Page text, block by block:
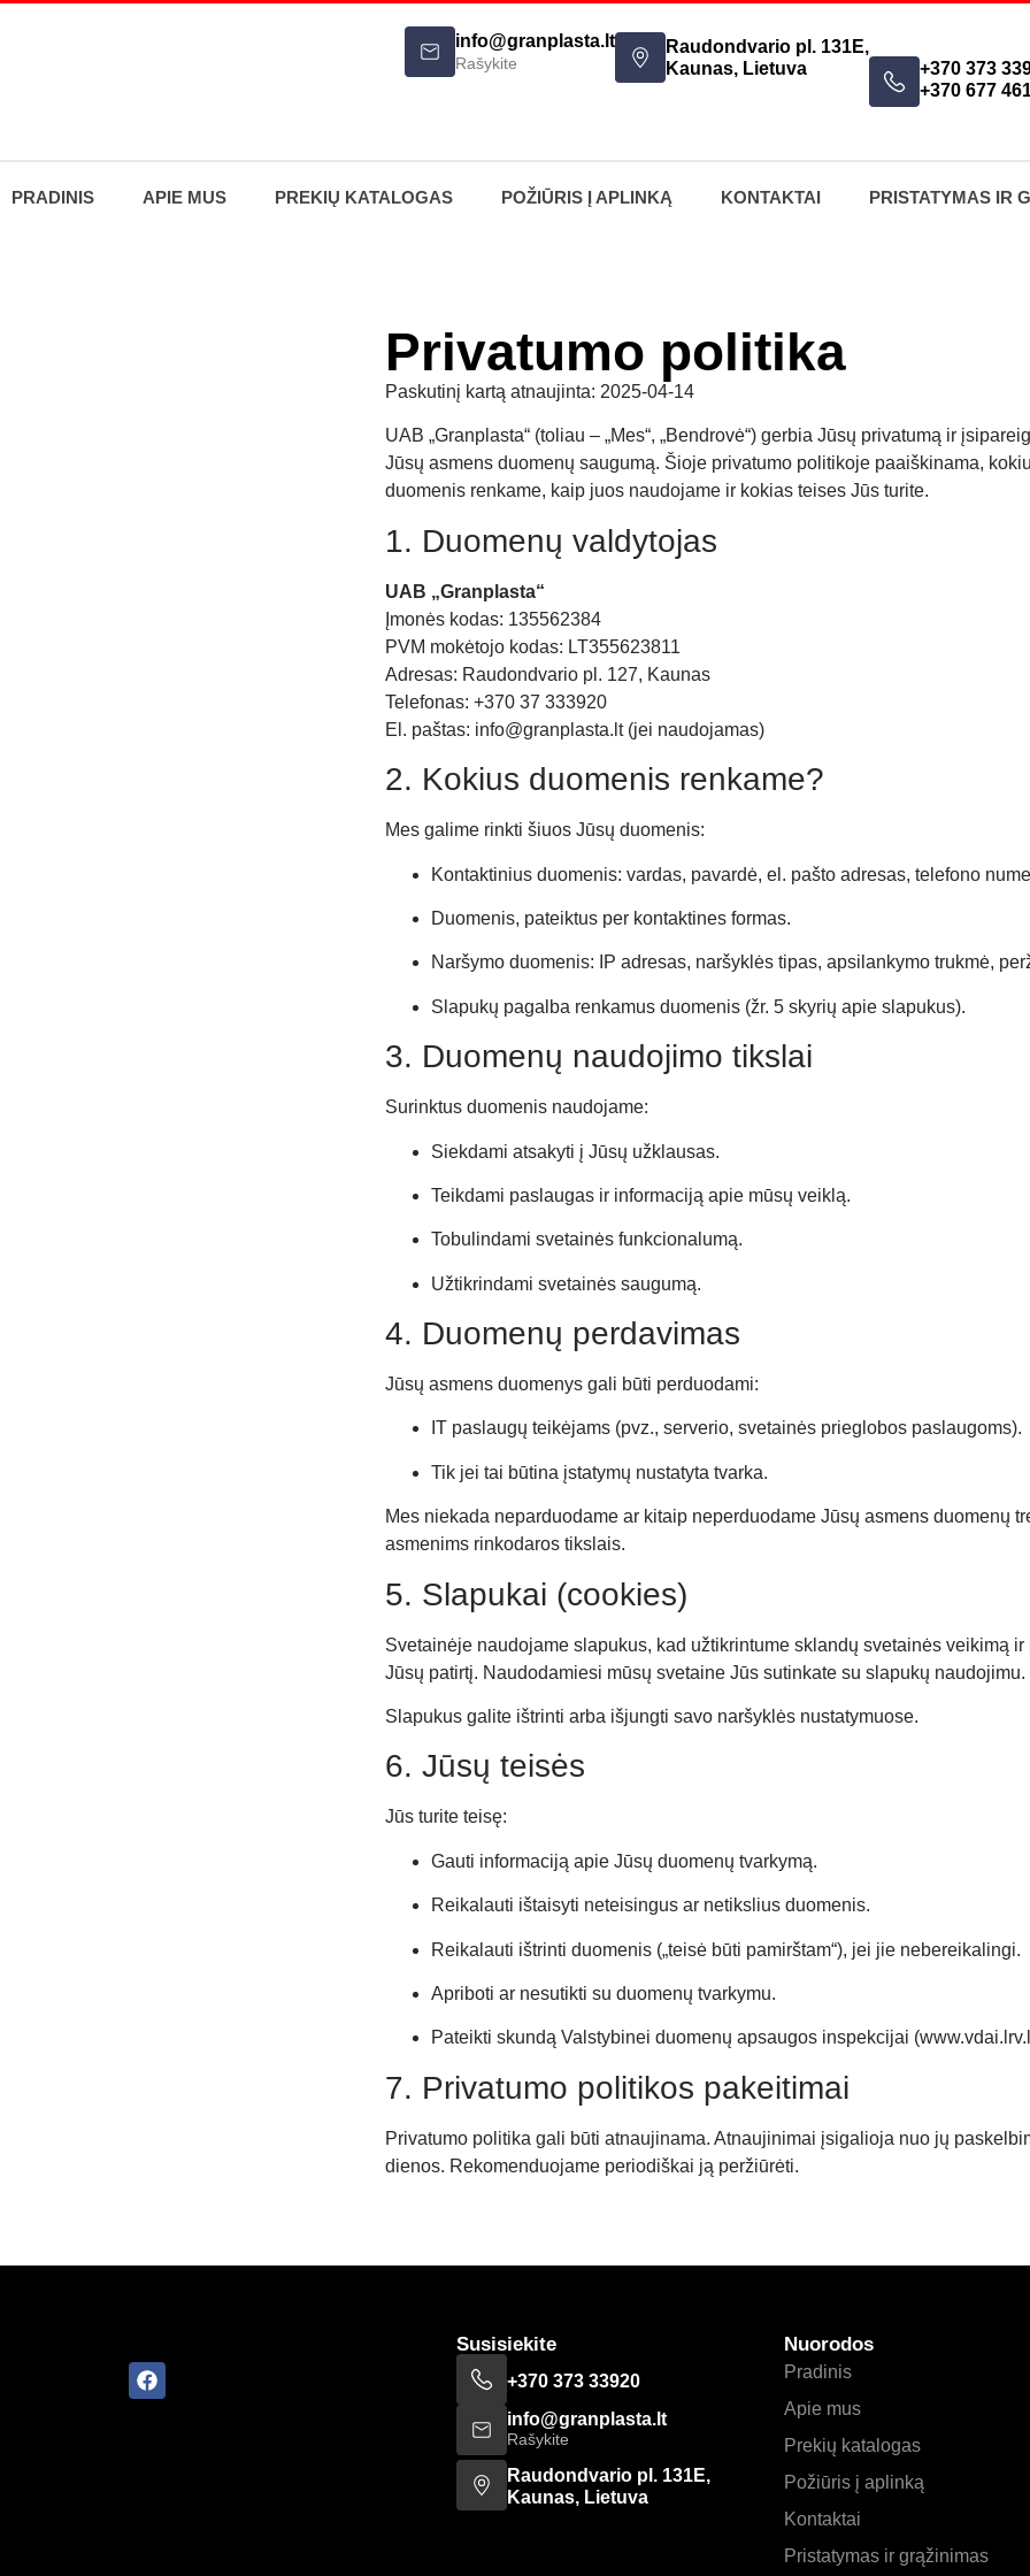
info@granplasta.lt
Rašykite
Raudondvario pl. 131E,
Kaunas, Lietuva
+370 373
+370 677
PRADINIS APIE MUS PREKIŲ KATALOGAS POŽIŪRIS Į APLINKĄ KONTAKTAI PRISTATYMAS IR
Privatumo politika
Paskutinį kartą atnaujinta: 2025-04-14
UAB „Granplasta“ (toliau – „Mes“, „Bendrovė“) gerbia Jūsų privatumą ir
Jūsų asmens duomenų saugumą. Šioje privatumo politikoje paaiškinama,
duomenis renkame, kaip juos naudojame ir kokias teises Jūs turite.
1. Duomenų valdytojas
UAB „Granplasta“
Įmonės kodas: 135562384
PVM mokėtojo kodas: LT355623811
Adresas: Raudondvario pl. 127, Kaunas
Telefonas: +370 37 333920
El. paštas: info@granplasta.lt(jei naudojamas)
2. Kokius duomenis renkame?
Mes galime rinkti šiuos Jūsų duomenis:
Kontaktinius duomenis: vardas, pavardė, el. pašto adresas, telefono
Duomenis, pateiktus per kontaktines formas.
Naršymo duomenis: IP adresas, naršyklės tipas, apsilankymo trukmė,
Slapukų pagalba renkamus duomenis (žr. 5 skyrių apie slapukus).
3. Duomenų naudojimo tikslai
Surinktus duomenis naudojame:
Siekdami atsakyti į Jūsų užklausas.
Teikdami paslaugas ir informaciją apie mūsų veiklą.
Tobulindami svetainės funkcionalumą.
Užtikrindami svetainės saugumą.
4. Duomenų perdavimas
Jūsų asmens duomenys gali būti perduodami:
IT paslaugų teikėjams (pvz., serverio, svetainės prieglobos paslaugoms).
Tik jei tai būtina įstatymų nustatyta tvarka.
Mes niekada neparduodame ar kitaip neperduodame Jūsų asmens duomenų
asmenims rinkodaros tikslais.
5. Slapukai (cookies)
Svetainėje naudojame slapukus, kad užtikrintume sklandų svetainės veikimą ir
Jūsų patirtį. Naudodamiesi mūsų svetaine Jūs sutinkate su slapukų naudojimu.
Slapukus galite ištrinti arba išjungti savo naršyklės nustatymuose.
6. Jūsų teisės
Jūs turite teisę:
Gauti informaciją apie Jūsų duomenų tvarkymą.
Reikalauti ištaisyti neteisingus ar netikslius duomenis.
Reikalauti ištrinti duomenis („teisė būti pamirštam“), jei jie nebereikalingi.
Apriboti ar nesutikti su duomenų tvarkymu.
Pateikti skundą Valstybinei duomenų apsaugos inspekcijai (
7. Privatumo politikos pakeitimai
Privatumo politika gali būti atnaujinama. Atnaujinimai įsigalioja nuo jų
dienos. Rekomenduojame periodiškai ją peržiūrėti.
Susisiekite
+370 373 33920
info@granplasta.lt
Rašykite
Raudondvario pl. 131E,
Kaunas, Lietuva
Nuorodos
Pradinis
Apie mus
Prekių katalogas
Požiūris į aplinką
Kontaktai
Pristatymas ir grąžinimas